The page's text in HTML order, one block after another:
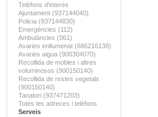
Telèfons d'interès
Ajuntament (937144040)
Policia (937144830)
Emergències (112)
Ambulàncies (061)
Avaries enllumenat (686216138)
Avaries aigua (900304070)
Recollida de mobles i altres
voluminosos (900150140)
Recollida de restes vegetals
(900150140)
Tanatori (937471203)
Totes les adreces i telèfons
Serveis